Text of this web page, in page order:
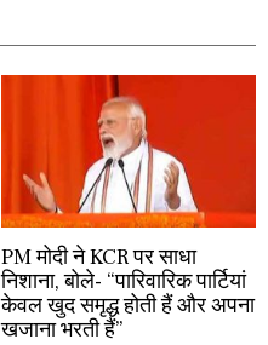
PM मोदी ने KCR पर साधा
निशाना, बोले- “पारिवारिक पार्टियां
केवल खुद समृद्ध होती हैं और अपना
खजाना भरती हैं”